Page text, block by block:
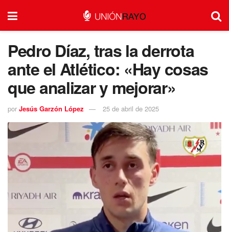
Pedro Díaz, tras la derrota
ante el Atlético: «Hay cosas
que analizar y mejorar»
por Jesús Garzón López 25 de abril de 2025